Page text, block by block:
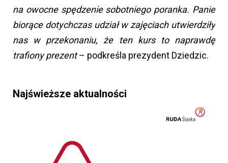
na owocne spędzenie sobotniego poranka. Panie
biorące dotychczas udział w zajęciach utwierdziły
nas w przekonaniu, że ten kurs to naprawdę
trafiony prezent– podkreśla prezydent Dziedzic.
Najświeższe aktualności